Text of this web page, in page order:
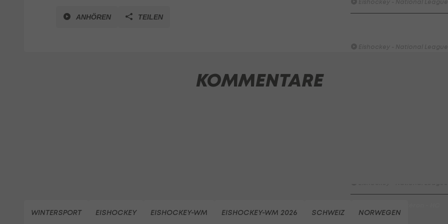
Davos
ANHÖREN TEILEN
KOMMENTARE
WINTERSPORT EISHOCKEY EISHOCKEY-WM EISHOCKEY-WM 2026 SCHWEIZ NORWEGEN